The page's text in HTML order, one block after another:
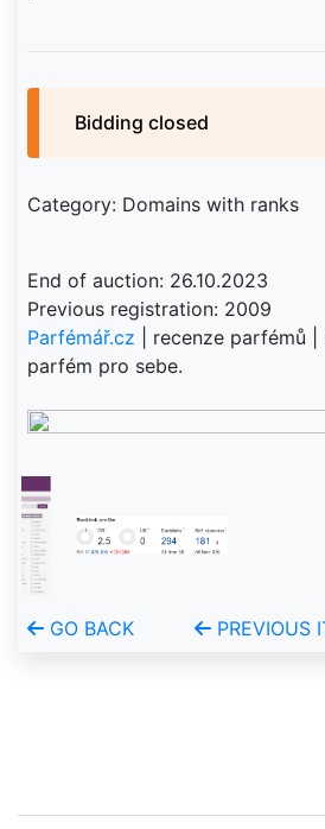
Bidding closed
Category: Domains with ranks
End of auction: 26.10.2023
Parfémář.cz | recenze parfémů
parfém pro sebe.
GO BACK PREVIOUS